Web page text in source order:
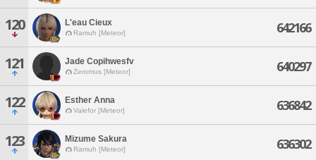
120 L'eau Cieux
Ramuh [Meteor] 642166
121 Jade Copihwesfv
Zeromus [Meteor] 640297
122 Esther Anna
Valefor [Meteor] 636842
123 Mizume Sakura
Ramuh [Meteor] 636302